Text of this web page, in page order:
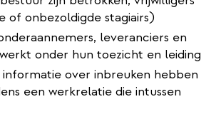
of onbezoldigde stagiairs)
leveranciers en
onder hun toezicht en leiding
informatie over inbreuken hebben
een werkrelatie die intussen